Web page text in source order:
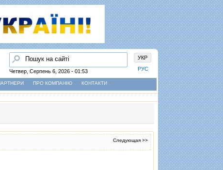
УКР
РУС
Пошук
Четвер, Серпень 6, 2026 - 01:53
ПРО КОМПАНІЮ КОНТАКТИ
Следующая >>